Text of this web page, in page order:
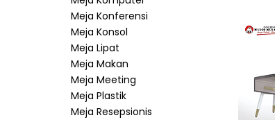
Meja Konferensi
Meja Konsol
Meja Lipat
Meja Makan
Meja Meeting
Meja Plastik
Meja Resepsionis